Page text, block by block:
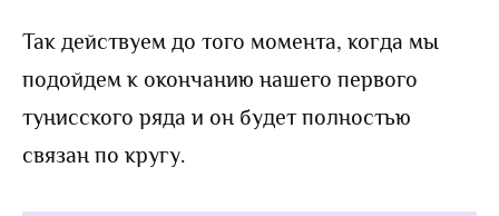
Так действуем до того момента, когда мы
подойдем к окончанию нашего первого
тунисского ряда и он будет полностью
связан по кругу.